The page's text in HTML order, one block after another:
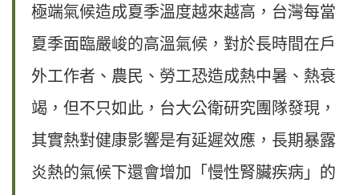
極端氣候造成夏季溫度越來越高，台灣每當
夏季面臨嚴峻的高溫氣候，對於長時間在戶
外工作者、農民、勞工恐造成熱中暑、熱衰
竭，但不只如此，台大公衛研究團隊發現，
其實熱對健康影響是有延遲效應，長期暴露
炎熱的氣候下還會增加「慢性腎臟疾病」的